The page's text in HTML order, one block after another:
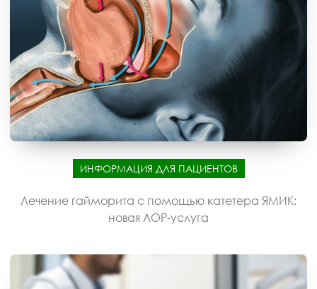
ИНФОРМАЦИЯ ДЛЯ ПАЦИЕНТОВ
Лечение гайморита с помощью катетера ЯМИК:
новая ЛОР-услуга